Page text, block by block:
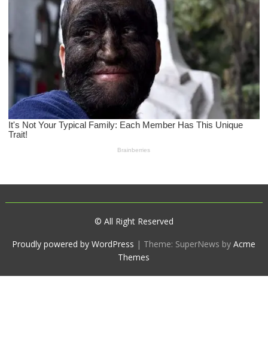
© All Right Reserved
Proudly powered by WordPress | Theme: SuperNews byAcme
Themes